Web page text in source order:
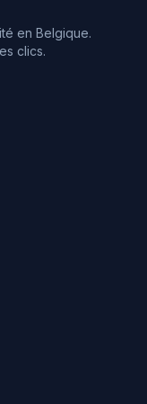
en Belgique.
clics.